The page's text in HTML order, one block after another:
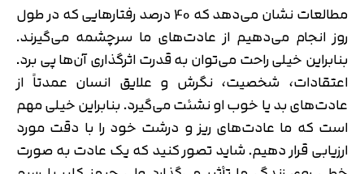
مطالعات نشان می‌دهد که 40 درصد رفتارهایی که در طول
روز انجام می‌دهیم از عادت‌های ما سرچشمه می‌گیرند.
بنابراین خیلی راحت می‌توان به قدرت اثرگذاری آن‌ها پی برد.
اعتقادات، شخصیت، نگرش و علایق انسان عمدتاً از
عادت‌های بد یا خوب او نشئت می‌گیرد. بنابراین خیلی مهم
است که ما عادت‌های ریز و درشت خود را با دقت مورد
ارزیابی قرار دهیم. شاید تصور کنید که یک عادت به صورت